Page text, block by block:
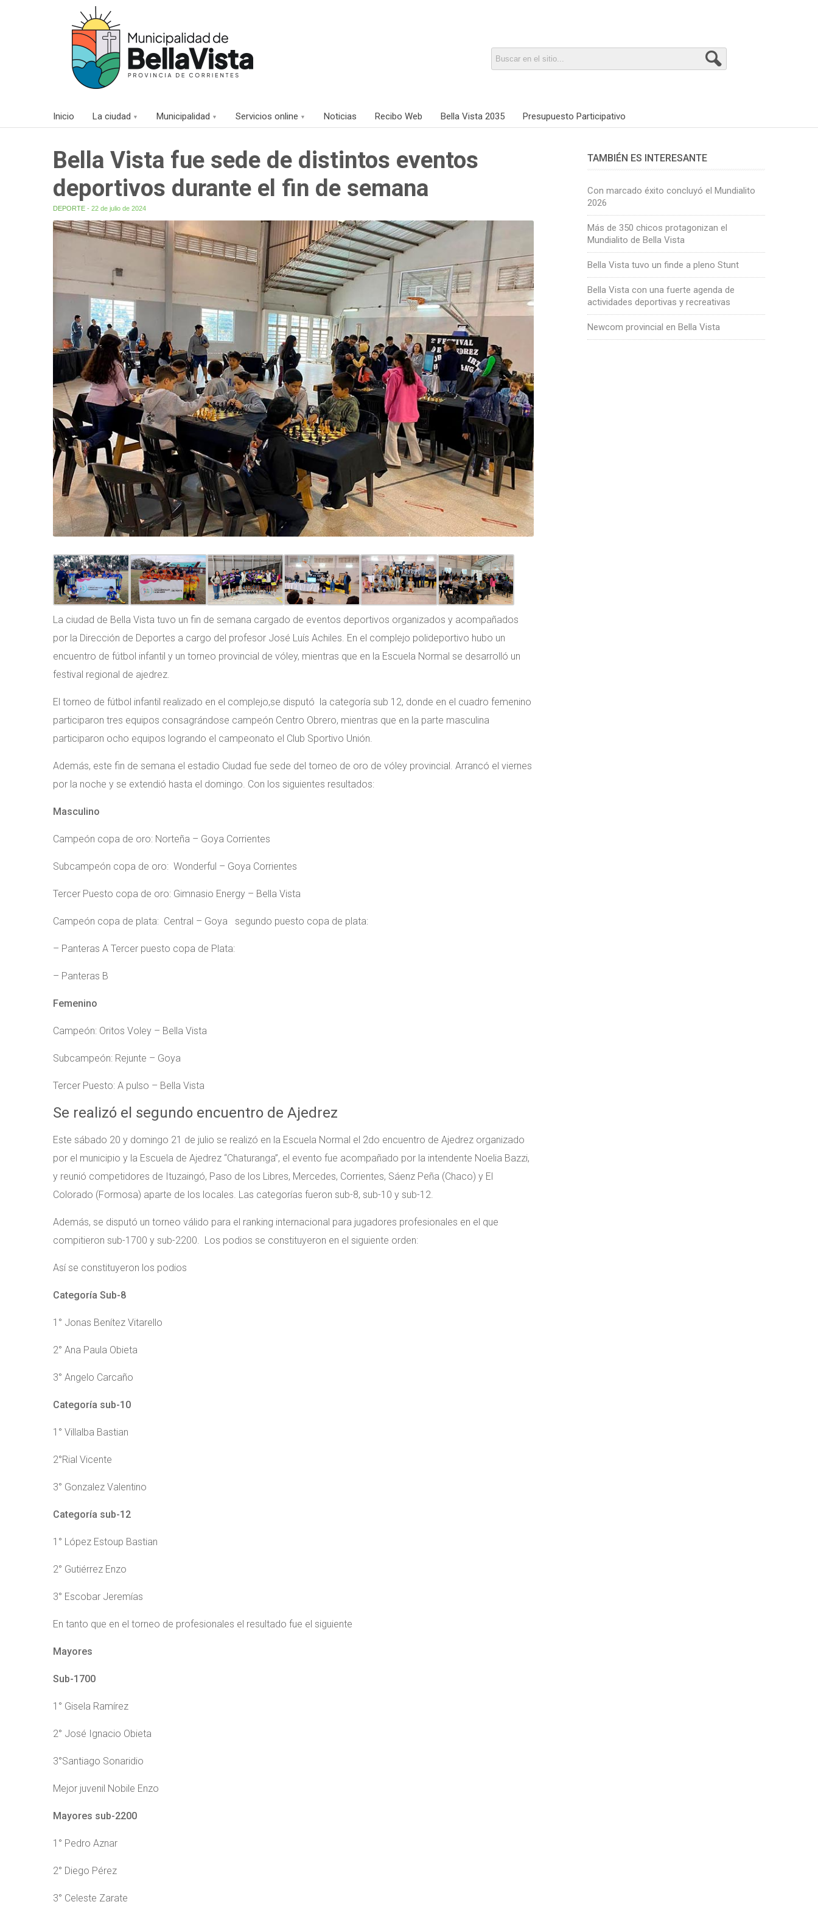
Inicio La ciudad Municipalidad Servicios online Noticias Recibo Web Bella Vista 2035 Presupuesto Participativo
Bella Vista fue sede de distintos eventos
deportivos durante el fin de semana
DEPORTE - 22 de julio de 2024
La ciudad de Bella Vista tuvo un fin de semana cargado de eventos deportivos organizados y acompañados
por la Dirección de Deportes a cargo del profesor José Luís Achiles. En el complejo polideportivo hubo un
encuentro de fútbol infantil y un torneo provincial de vóley, mientras que en la Escuela Normal se desarrolló un
festival regional de ajedrez.
El torneo de fútbol infantil realizado en el complejo,se disputó la categoría sub 12, donde en el cuadro femenino
participaron tres equipos consagrándose campeón Centro Obrero, mientras que en la parte masculina
participaron ocho equipos logrando el campeonato el Club Sportivo Unión.
Además, este fin de semana el estadio Ciudad fue sede del torneo de oro de vóley provincial. Arrancó el viernes
por la noche y se extendió hasta el domingo. Con los siguientes resultados:
Masculino
Campeón copa de oro: Norteña – Goya Corrientes
Subcampeón copa de oro: Wonderful – Goya Corrientes
Tercer Puesto copa de oro: Gimnasio Energy – Bella Vista
Campeón copa de plata: Central – Goya segundo puesto copa de plata:
– Panteras A Tercer puesto copa de Plata:
– Panteras B
Femenino
Campeón: Oritos Voley – Bella Vista
Subcampeón: Rejunte – Goya
Tercer Puesto: A pulso – Bella Vista
Se realizó el segundo encuentro de Ajedrez
Este sábado 20 y domingo 21 de julio se realizó en la Escuela Normal el 2do encuentro de Ajedrez organizado
por el municipio y la Escuela de Ajedrez “Chaturanga”, el evento fue acompañado por la intendente Noelia Bazzi,
y reunió competidores de Ituzaingó, Paso de los Libres, Mercedes, Corrientes, Sáenz Peña (Chaco) y El
Colorado (Formosa) aparte de los locales. Las categorías fueron sub-8, sub-10 y sub-12.
Además, se disputó un torneo válido para el ranking internacional para jugadores profesionales en el que
compitieron sub-1700 y sub-2200. Los podios se constituyeron en el siguiente orden:
Así se constituyeron los podios
Categoría Sub-8
1° Jonas Benítez Vitarello
2° Ana Paula Obieta
3° Angelo Carcaño
Categoría sub-10
1° Villalba Bastian
2°Rial Vicente
3° Gonzalez Valentino
Categoría sub-12
1° López Estoup Bastian
2° Gutiérrez Enzo
3° Escobar Jeremías
En tanto que en el torneo de profesionales el resultado fue el siguiente
Mayores
Sub-1700
1° Gisela Ramírez
2° José Ignacio Obieta
3°Santiago Sonaridio
Mejor juvenil Nobile Enzo
Mayores sub-2200
1° Pedro Aznar
2° Diego Pérez
3° Celeste Zarate
TAMBIÉN ES INTERESANTE
Con marcado éxito concluyó el Mundialito
2026
Más de 350 chicos protagonizan el
Mundialito de Bella Vista
Bella Vista tuvo un finde a pleno Stunt
Bella Vista con una fuerte agenda de
actividades deportivas y recreativas
Newcom provincial en Bella Vista